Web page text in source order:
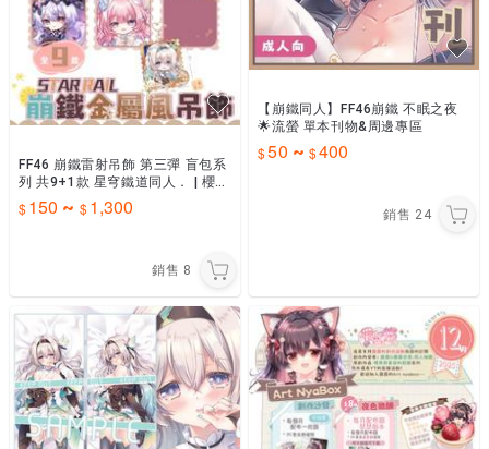
FF46 崩鐵雷射吊飾 第三彈 盲包系
列 共9+1款 星穹鐵道同人． | 櫻野
露 | 同人｜
150 ~ 1,300
銷售 8
【崩鐵同人】FF46崩鐵 不眠之夜
🌟流螢 單本刊物&周邊專區
50 ~ 400
銷售 24